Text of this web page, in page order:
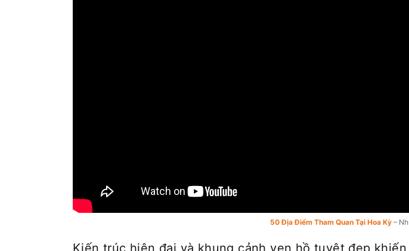
50 Địa Điểm Tham Quan Tại Hoa Kỳ –
Kiến trúc hiện đại và khung cảnh ven hồ tuyệt đẹp